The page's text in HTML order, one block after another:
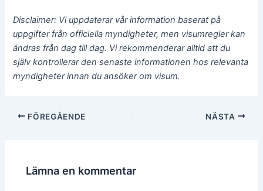
Disclaimer: Vi uppdaterar vår information baserat på
uppgifter från officiella myndigheter, men visumregler kan
ändras från dag till dag. Vi rekommenderar alltid att du
själv kontrollerar den senaste informationen hos relevanta
myndigheter innan du ansöker om visum.
Inläggsnavigering
FÖREGÅENDE NÄSTA
Lämna en kommentar